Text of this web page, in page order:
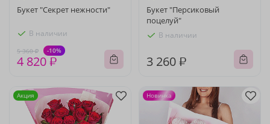
Букет "Секрет нежности"
В наличии
5 360 ₽ -10%
4 820 ₽
Букет "Персиковый
поцелуй"
В наличии
3 260 ₽
Акция Новинка